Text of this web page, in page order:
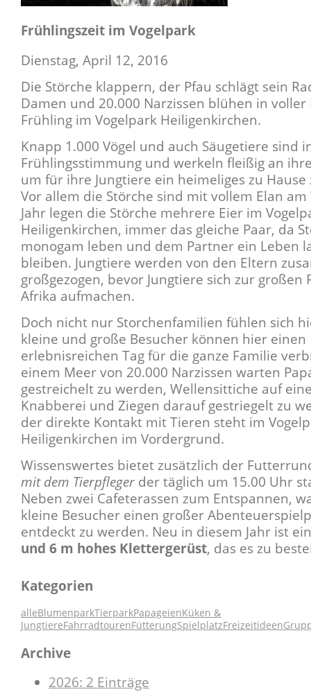
Frühlingszeit im Vogelpark
Dienstag, April 12, 2016
Die Störche klappern, der Pfau schlägt sein
Damen und 20.000 Narzissen blühen in voller
Frühling im Vogelpark Heiligenkirchen.
Knapp 1.000 Vögel und auch Säugetiere sind
Frühlingsstimmung und werkeln fleißig an
um für ihre Jungtiere ein heimeliges zu Hause
Vor allem die Störche sind mit vollem Elan am
Jahr legen die Störche mehrere Eier im
Heiligenkirchen, immer das gleiche Paar, da
monogam leben und dem Partner ein Leben
bleiben. Jungtiere werden von den Eltern
großgezogen, bevor Jungtiere sich zur großen
Afrika aufmachen.
Doch nicht nur Storchenfamilien fühlen sich
kleine und große Besucher können hier einen
erlebnisreichen Tag für die ganze Familie
einem Meer von 20.000 Narzissen warten
gestreichelt zu werden, Wellensittiche auf
Knabberei und Ziegen darauf gestriegelt zu
der direkte Kontakt mit Tieren steht im
Heiligenkirchen im Vordergrund.
Wissenswertes bietet zusätzlich der
mit dem Tierpfleger der täglich um 15.00 Uhr
Neben zwei Cafeterassen zum Entspannen,
kleine Besucher einen großer
entdeckt zu werden. Neu in diesem Jahr ist
und 6 m hohes Klettergerüst, das es zu
Kategorien
alleBlumenparkTierparkPapageienKüken &
JungtiereFahrradtourenFütterungSpielplatzFreizeitideen
Archive
2026: 2 Einträge